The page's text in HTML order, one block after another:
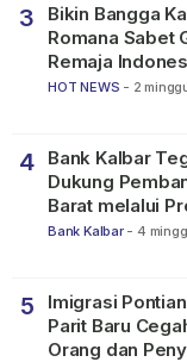
3
Bikin Bangga
Romana Sabet
Remaja
SMP
HOT NEWS - 2
4
Bank Kalbar
Dukung
Barat melalui
Bank Kalbar - 4
5
Imigrasi
Parit Baru
Orang dan